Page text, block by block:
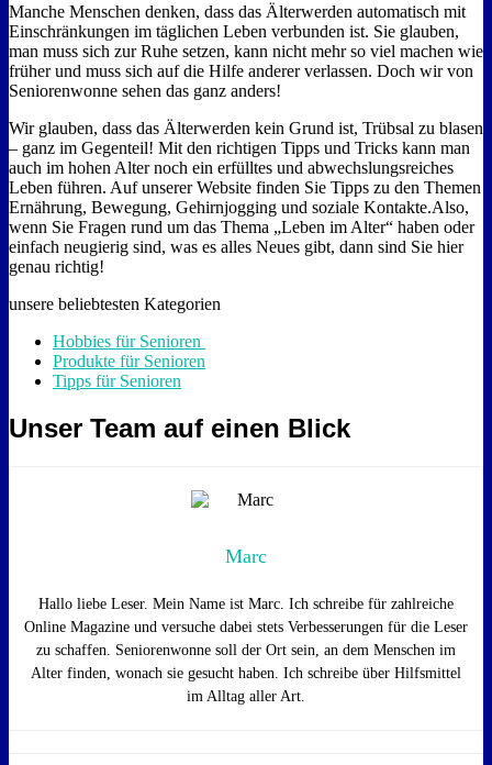
Manche Menschen denken, dass das Älterwerden automatisch mit
Einschränkungen im täglichen Leben verbunden ist. Sie glauben,
man muss sich zur Ruhe setzen, kann nicht mehr so viel machen wie
früher und muss sich auf die Hilfe anderer verlassen. Doch wir von
Seniorenwonne sehen das ganz anders!
Wir glauben, dass das Älterwerden kein Grund ist, Trübsal zu blasen
– ganz im Gegenteil! Mit den richtigen Tipps und Tricks kann man
auch im hohen Alter noch ein erfülltes und abwechslungsreiches
Leben führen. Auf unserer Website finden Sie Tipps zu den Themen
Ernährung, Bewegung, Gehirnjogging und soziale Kontakte.Also,
wenn Sie Fragen rund um das Thema „Leben im Alter“ haben oder
einfach neugierig sind, was es alles Neues gibt, dann sind Sie hier
genau richtig!
unsere beliebtesten Kategorien
Hobbies für Senioren
Produkte für Senioren
Tipps für Senioren
Unser Team auf einen Blick
Marc
Hallo liebe Leser. Mein Name ist Marc. Ich schreibe für zahlreiche
Online Magazine und versuche dabei stets Verbesserungen für die Leser
zu schaffen. Seniorenwonne soll der Ort sein, an dem Menschen im
Alter finden, wonach sie gesucht haben. Ich schreibe über Hilfsmittel
im Alltag aller Art.